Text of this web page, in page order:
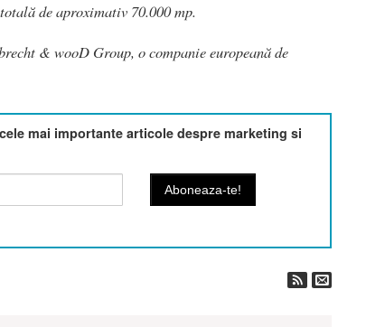
de aproximativ 70.000 mp.
& wooD Group, o companie europeană de
mai importante articole despre marketing si